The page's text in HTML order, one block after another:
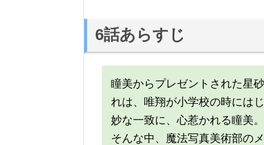
6話あらすじ
瞳美からプレゼントされた星
れは、唯翔が小学校の時には
妙な一致に、心惹かれる瞳美。
そんな中、魔法写真美術部の